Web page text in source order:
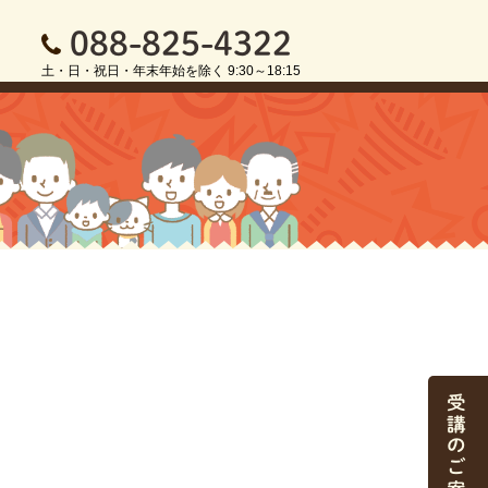
088-825-4322
土・日・祝日・年末年始を除く 9:30～18:15
受講のご案内